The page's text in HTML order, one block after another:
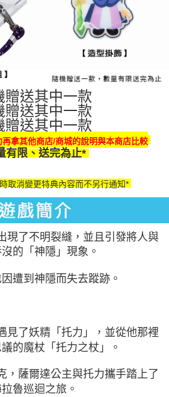
贈送其中一款
贈送其中一款
贈送其中一款
拿其他商店/商城的說明與本商店比較
有限、 送完為止*
取消變更特典內容而不另行通知*
現了不明裂縫，並且引發將人與
的「神隱」現象。
遭到神隱而失去蹤跡。
見了妖精「托力」，並從他那裡
的魔杖「托力之杖」。
，薩爾達公主與托力攜手踏上了
魯巡迴之旅。